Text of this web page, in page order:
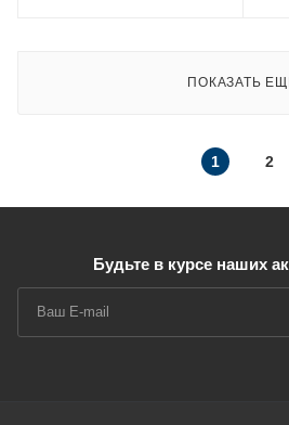
ПОКАЗАТЬ
1 2
Будьте в курсе наших